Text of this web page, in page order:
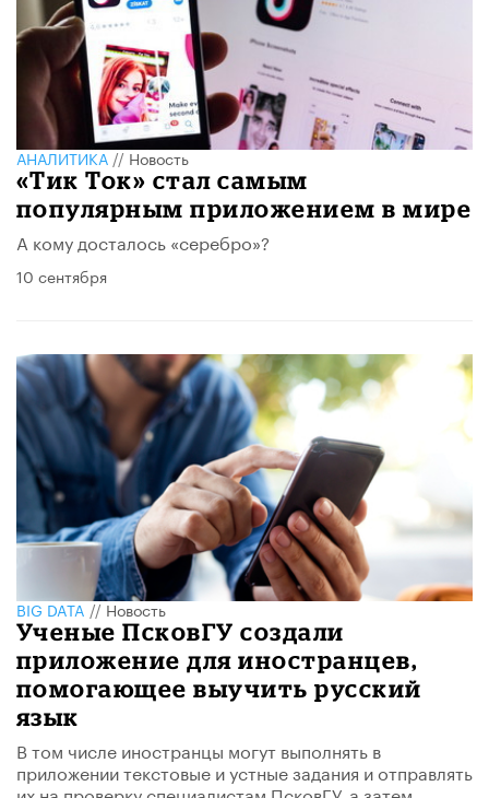
АНАЛИТИКА//Новость
«Тик Ток» стал самым
популярным приложением в мире
А кому досталось «серебро»?
10 сентября
BIG DATA//Новость
Ученые ПсковГУ создали
приложение для иностранцев,
помогающее выучить русский
язык
В том числе иностранцы могут выполнять в
приложении текстовые и устные задания и отправлять